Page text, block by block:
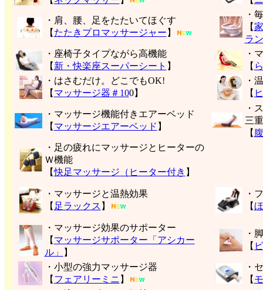
・肩、腰、足をたたいてほぐす
【 たたきプロマッサージャー 】
・
【
ラ
・座椅子タイプながら高機能
【 新・快楽座スーパーシート 】
・
【
・はさむだけ。どこでもOK!
【 マッサージ器＃100】
・
【
・マッサージ機能付きエアーベッド
【 マッサージエアーベッド 】
・
三
【
・足の疲れにマッサージとヒーターの
Ｗ機能
【快足マッサージ（ヒーター付き 】
・マッサージと温熱効果
【 足ラックス 】
・
【
・マッサージ効果のサポーター
【 マッサージサポーター「アシカー
ル」
】
・
【
・小型の強力マッサージ器
【 フェアリーミニ 】
・
【